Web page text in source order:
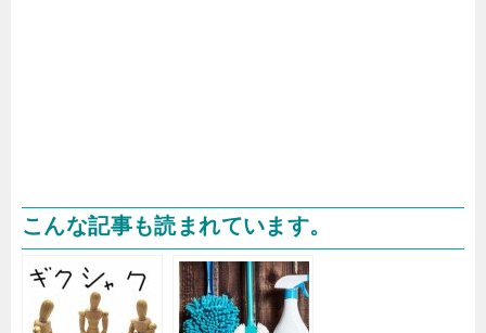
こんな記事も読まれています。